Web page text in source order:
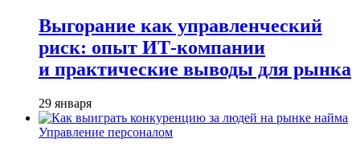
Выгорание как управленческий
риск: опыт ИТ-компании
и практические выводы для рынка
29 января
Управление персоналом